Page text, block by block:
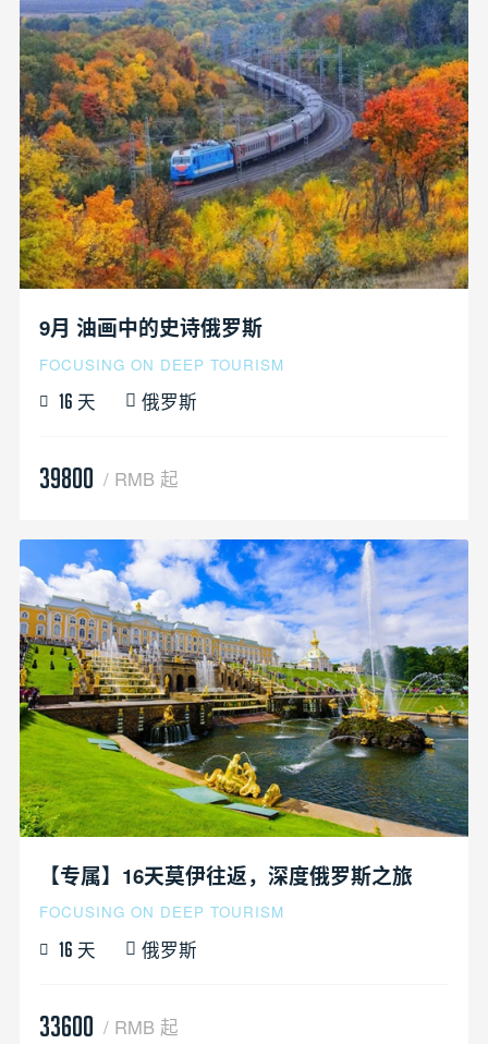
9月 油画中的史诗俄罗斯
FOCUSING ON DEEP TOURISM
16 天 俄罗斯
39800 / RMB 起
【专属】16天莫伊往返，深度俄罗斯之旅
FOCUSING ON DEEP TOURISM
16 天 俄罗斯
33600 / RMB 起